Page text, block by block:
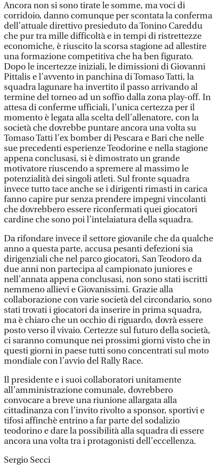
Ancora non si sono tirate le somme, ma voci di
corridoio, danno comunque per scontata la conferma
dell’attuale direttivo presieduto da Tonino Careddu
che pur tra mille difficoltà e in tempi di ristrettezze
economiche, è riuscito la scorsa stagione ad allestire
una formazione competitiva che ha ben figurato.
Dopo le incertezze iniziali, le dimissioni di Giovanni
Pittalis e l’avvento in panchina di Tomaso Tatti, la
squadra lagunare ha invertito il passo arrivando al
termine del torneo ad un soffio dalla zona play-off. In
attesa di conferme ufficiali, l’unica certezza per il
momento è legata alla scelta dell’allenatore, con la
società che dovrebbe puntare ancora una volta su
Tomaso Tatti l’ex bomber di Pescara e Bari che nelle
sue precedenti esperienze Teodorine e nella stagione
appena conclusasi, si è dimostrato un grande
motivatore riuscendo a spremere al massimo le
potenzialità dei singoli atleti. Sul fronte squadra
invece tutto tace anche se i dirigenti rimasti in carica
fanno capire pur senza prendere impegni vincolanti
che dovrebbero essere riconfermati quei giocatori
cardine che sono poi l’intelaiatura della squadra.
Da rifondare invece il settore giovanile che da qualche
anno a questa parte, accusa pesanti defezioni sia
dirigenziali che nel parco giocatori, San Teodoro da
due anni non partecipa al campionato juniores e
nell’annata appena conclusasi, non sono stati iscritti
nemmeno allievi e Giovanissimi. Grazie alla
collaborazione con varie società del circondario, sono
stati trovati i giocatori da inserire in prima squadra,
ma è chiaro che un occhio di riguardo, dovrà essere
posto verso il vivaio. Certezze sul futuro della società,
ci saranno comunque nei prossimi giorni visto che in
questi giorni in paese tutti sono concentrati sul moto
mondiale con l’avvio del Rally Race.
Il presidente e i suoi collaboratori unitamente
all’amministrazione comunale, dovrebbero
convocare a breve una riunione allargata alla
cittadinanza con l’invito rivolto a sponsor, sportivi e
tifosi affinchè entrino a far parte del sodalizio
teodorino e dare la possibilità alla squadra di essere
ancora una volta tra i protagonisti dell’eccellenza.
Sergio Secci